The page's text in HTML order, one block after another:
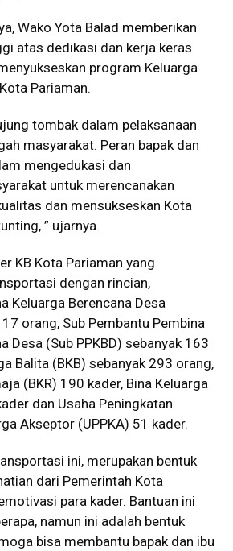
Wako Yota Balad memberikan
atas dedikasi dan kerja keras
program Keluarga
Pariaman.
tombak dalam pelaksanaan
masyarakat. Peran bapak dan
mengedukasi dan
untuk merencanakan
dan mensukseskan Kota
” ujarnya.
KB Kota Pariaman yang
dengan rincian,
Keluarga Berencana Desa
17 orang, Sub Pembantu Pembina
Desa (Sub PPKBD) sebanyak 163
Balita (BKB) sebanyak 293 orang,
(BKR) 190 kader, Bina Keluarga
dan Usaha Peningkatan
Akseptor (UPPKA) 51 kader.
ini, merupakan bentuk
dari Pemerintah Kota
para kader. Bantuan ini
namun ini adalah bentuk
bisa membantu bapak dan ibu